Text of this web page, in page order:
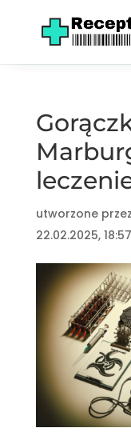
utworzone przez
22.02.2025, 18:57